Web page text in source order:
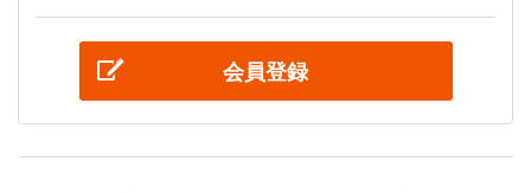
会員登録